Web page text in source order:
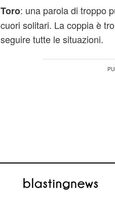
Toro: una parola di troppo
cuori solitari. La coppia è
seguire tutte le situazioni.